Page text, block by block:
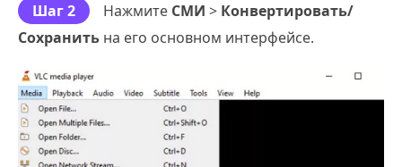
Шаг 2 Нажмите СМИ > Конвертировать/
Сохранить на его основном интерфейсе.